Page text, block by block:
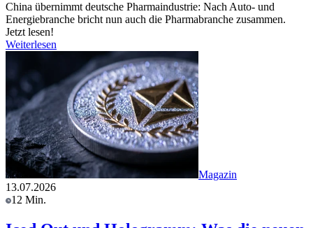
China übernimmt deutsche Pharmaindustrie: Nach Auto- und
Energiebranche bricht nun auch die Pharmabranche zusammen.
Jetzt lesen!
Weiterlesen
Magazin
13.07.2026
12 Min.